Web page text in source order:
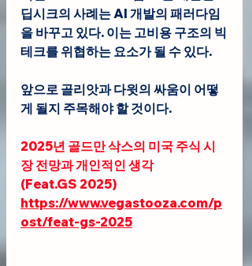
딥시크의 사례는 AI 개발의 패러다임
을 바꾸고 있다. 이는 고비용 구조의 빅
테크를 위협하는 요소가 될 수 있다.
앞으로 골리앗과 다윗의 싸움이 어떻
게 될지 주목해야 할 것이다.
2025년 골드만 삭스의 미국 주식 시
장 전망과 개인적인 생각
(Feat.GS 2025)
https://www.vegastooza.com/p
ost/feat-gs-2025